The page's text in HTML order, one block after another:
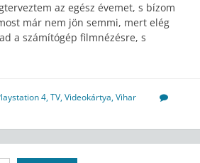
az egész évemet, s bízom
már nem jön semmi, mert elég
a számítógép filmnézésre, s
4,TV,Videokártya,Vihar